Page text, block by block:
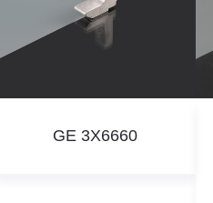
GE 3X6660